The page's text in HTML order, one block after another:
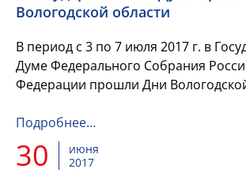
Вологодской области
В период с 3 по 7 июля 2017 г. в
Думе Федерального Собрания
Федерации прошли Дни
встреча в Комитете Государственн...
Подробнее…
30
июня
2017